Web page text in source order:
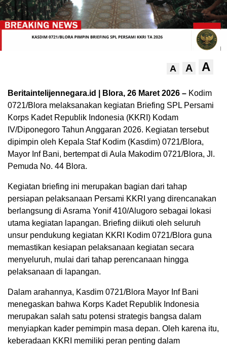
A A A
Beritaintelijennegara.id | Blora, 26 Maret 2026 – Kodim
0721/Blora melaksanakan kegiatan Briefing SPL Persami
Korps Kadet Republik Indonesia (KKRI) Kodam
IV/Diponegoro Tahun Anggaran 2026. Kegiatan tersebut
dipimpin oleh Kepala Staf Kodim (Kasdim) 0721/Blora,
Mayor Inf Bani, bertempat di Aula Makodim 0721/Blora, Jl.
Pemuda No. 44 Blora.
Kegiatan briefing ini merupakan bagian dari tahap
persiapan pelaksanaan Persami KKRI yang direncanakan
berlangsung di Asrama Yonif 410/Alugoro sebagai lokasi
utama kegiatan lapangan. Briefing diikuti oleh seluruh
unsur pendukung kegiatan KKRI Kodim 0721/Blora guna
memastikan kesiapan pelaksanaan kegiatan secara
menyeluruh, mulai dari tahap perencanaan hingga
pelaksanaan di lapangan.
Dalam arahannya, Kasdim 0721/Blora Mayor Inf Bani
menegaskan bahwa Korps Kadet Republik Indonesia
merupakan salah satu potensi strategis bangsa dalam
menyiapkan kader pemimpin masa depan. Oleh karena itu,
keberadaan KKRI memiliki peran penting dalam